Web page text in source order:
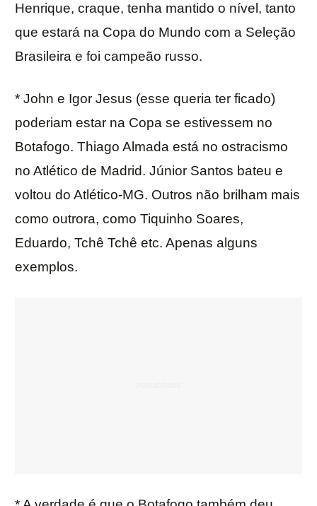
Henrique, craque, tenha mantido o nível, tanto
que estará na Copa do Mundo com a Seleção
Brasileira e foi campeão russo.
* John e Igor Jesus (esse queria ter ficado)
poderiam estar na Copa se estivessem no
Botafogo. Thiago Almada está no ostracismo
no Atlético de Madrid. Júnior Santos bateu e
voltou do Atlético-MG. Outros não brilham mais
como outrora, como Tiquinho Soares,
Eduardo, Tchê Tchê etc. Apenas alguns
exemplos.